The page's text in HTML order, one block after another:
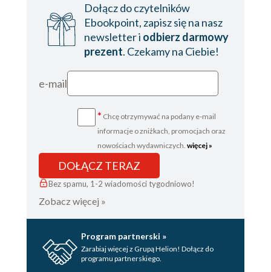
Dołącz do czytelników
Ebookpoint, zapisz się na nasz
newsletter i odbierz darmowy
prezent. Czekamy na Ciebie!
e-mail
* Chcę otrzymywać na podany e-mail
informacje o zniżkach, promocjach oraz
nowościach wydawniczych. więcej »
DOŁĄCZ TERAZ
Bez spamu, 1-2 wiadomości tygodniowo!
Zobacz więcej »
Program partnerski »
Zarabiaj więcej z Grupą Helion! Dołącz do
programu partnerskiego.